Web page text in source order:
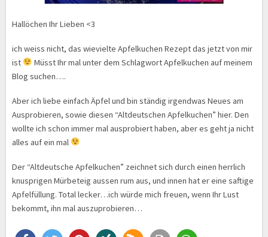
Hallöchen Ihr Lieben <3
ich weiss nicht, das wievielte Apfelkuchen Rezept das jetzt von mir
ist
Müsst Ihr mal unter dem Schlagwort Apfelkuchen auf meinem
Blog suchen….
Aber ich liebe einfach Äpfel und bin ständig irgendwas Neues am
Ausprobieren, sowie diesen “Altdeutschen Apfelkuchen” hier. Den
wollte ich schon immer mal ausprobiert haben, aber es geht ja nicht
alles auf ein mal
Der “Altdeutsche Apfelkuchen” zeichnet sich durch einen herrlich
knusprigen Mürbeteig aussen rum aus, und innen hat er eine saftige
Apfelfüllung. Total lecker…ich würde mich freuen, wenn Ihr Lust
bekommt, ihn mal auszuprobieren…